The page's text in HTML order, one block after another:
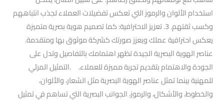
استخدام الألوان والرموز التي تعكس تفضيلات العملاء لجذب انتباههم
وكسب ثقتهم. 3. تعزيز الاحترافية: كما تصميم هوية بصرية متميزة
يعكس احترافية عملك ويعزز صورتك كشركة موثوق بها ومتقدمة.
عناصر الهوية البصرية الجيدة تظهر اهتمامك بالتفاصيل وتدل على
الجودة والاهتمام بتقديم تجربة مميزة للعملاء. .التمثيل المرئي
للمهنية بينما تمثل عناصر الهوية البصرية مثل الشعار، والألوان،
والخطوط، والأشكال، والرموز، الجوانب البصرية التي تساهم في تمثيل